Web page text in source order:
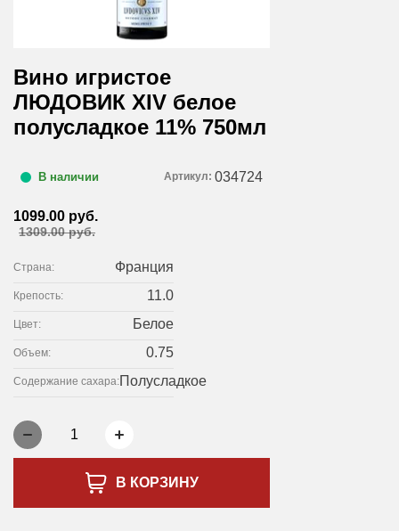
Вино игристое
ЛЮДОВИК XIV белое
полусладкое 11% 750мл
В наличии Артикул: 034724
1099.00 руб.
1309.00 руб.
Страна: Франция
Крепость: 11.0
Цвет: Белое
Объем: 0.75
Содержание сахара:Полусладкое
1
В КОРЗИНУ